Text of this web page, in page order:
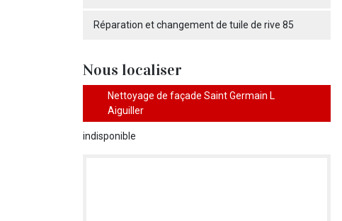
Réparation et changement de tuile de rive 85
Nous localiser
Nettoyage de façade Saint Germain L
Aiguiller
indisponible